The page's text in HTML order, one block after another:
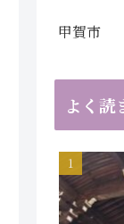
甲賀市
よく読